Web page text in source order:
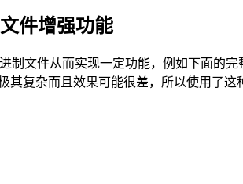
件增强功能
制文件从而实现一定功能，例如下面的
其复杂而且效果可能很差，所以使用了